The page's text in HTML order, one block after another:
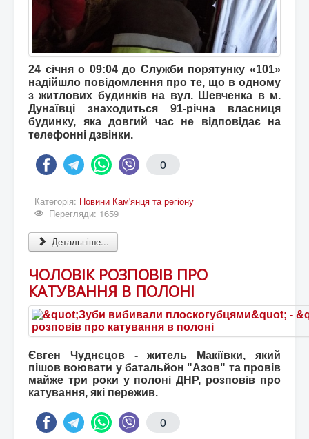
24 січня о 09:04 до Служби порятунку «101»
надійшло повідомлення про те, що в одному
з житлових будинків на вул. Шевченка в м.
Дунаївці знаходиться 91-річна власниця
будинку, яка довгий час не відповідає на
телефонні дзвінки.
0
Категорія: Новини Кам'янця та регіону
Перегляди: 1659
Детальніше...
ЧОЛОВІК РОЗПОВІВ ПРО
КАТУВАННЯ В ПОЛОНІ
Євген Чуднєцов - житель Макіївки, який
пішов воювати у батальйон "Азов" та провів
майже три роки у полоні ДНР, розповів про
катування, які пережив.
0